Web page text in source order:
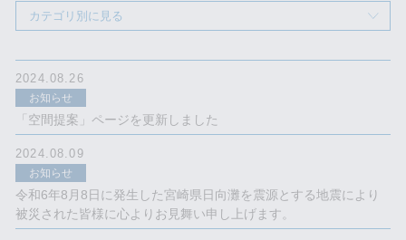
カテゴリ別に見る
2024.08.26
お知らせ
「空間提案」ページを更新しました
2024.08.09
お知らせ
令和6年8月8日に発生した宮崎県日向灘を震源とする地震により
被災された皆様に心よりお見舞い申し上げます。